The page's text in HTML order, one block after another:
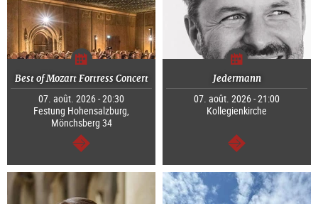
Best of Mozart Fortress Concert
07. août. 2026 - 20:30
Festung Hohensalzburg,
Mönchsberg 34
Continuer
Jedermann
07. août. 2026 - 21:00
Kollegienkirche
Continuer